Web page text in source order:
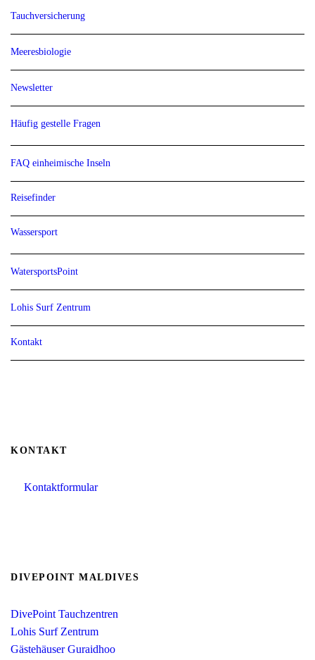
Tauchversicherung
Meeresbiologie
Newsletter
Häufig gestelle Fragen
FAQ einheimische Inseln
Reisefinder
Wassersport
WatersportsPoint
Lohis Surf Zentrum
Kontakt
KONTAKT
Kontaktformular
DIVEPOINT MALDIVES
DivePoint Tauchzentren
Lohis Surf Zentrum
Gästehäuser Guraidhoo